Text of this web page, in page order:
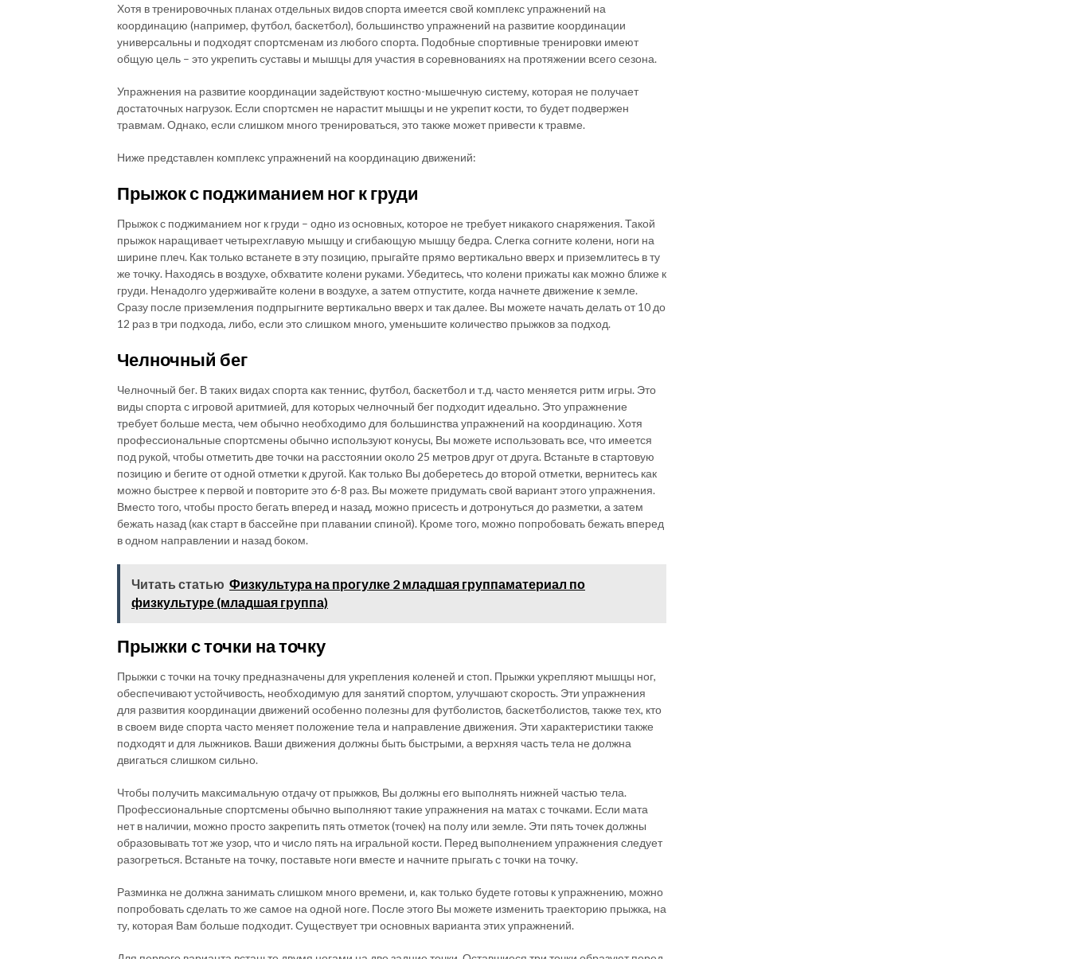
Хотя в тренировочных планах отдельных видов спорта имеется свой комплекс упражнений на
координацию (например, футбол, баскетбол), большинство упражнений на развитие координации
универсальны и подходят спортсменам из любого спорта. Подобные спортивные тренировки имеют
общую цель – это укрепить суставы и мышцы для участия в соревнованиях на протяжении всего сезона.
Упражнения на развитие координации задействуют костно-мышечную систему, которая не получает
достаточных нагрузок. Если спортсмен не нарастит мышцы и не укрепит кости, то будет подвержен
травмам. Однако, если слишком много тренироваться, это также может привести к травме.
Ниже представлен комплекс упражнений на координацию движений:
Прыжок с поджиманием ног к груди
Прыжок с поджиманием ног к груди – одно из основных, которое не требует никакого снаряжения. Такой
прыжок наращивает четырехглавую мышцу и сгибающую мышцу бедра. Слегка согните колени, ноги на
ширине плеч. Как только встанете в эту позицию, прыгайте прямо вертикально вверх и приземлитесь в ту
же точку. Находясь в воздухе, обхватите колени руками. Убедитесь, что колени прижаты как можно ближе к
груди. Ненадолго удерживайте колени в воздухе, а затем отпустите, когда начнете движение к земле.
Сразу после приземления подпрыгните вертикально вверх и так далее. Вы можете начать делать от 10 до
12 раз в три подхода, либо, если это слишком много, уменьшите количество прыжков за подход.
Челночный бег
Челночный бег. В таких видах спорта как теннис, футбол, баскетбол и т.д. часто меняется ритм игры. Это
виды спорта с игровой аритмией, для которых челночный бег подходит идеально. Это упражнение
требует больше места, чем обычно необходимо для большинства упражнений на координацию. Хотя
профессиональные спортсмены обычно используют конусы, Вы можете использовать все, что имеется
под рукой, чтобы отметить две точки на расстоянии около 25 метров друг от друга. Встаньте в стартовую
позицию и бегите от одной отметки к другой. Как только Вы доберетесь до второй отметки, вернитесь как
можно быстрее к первой и повторите это 6-8 раз. Вы можете придумать свой вариант этого упражнения.
Вместо того, чтобы просто бегать вперед и назад, можно присесть и дотронуться до разметки, а затем
бежать назад (как старт в бассейне при плавании спиной). Кроме того, можно попробовать бежать вперед
в одном направлении и назад боком.
Читать статью Физкультура на прогулке 2 младшая группаматериал по
физкультуре (младшая группа)
Прыжки с точки на точку
Прыжки с точки на точку предназначены для укрепления коленей и стоп. Прыжки укрепляют мышцы ног,
обеспечивают устойчивость, необходимую для занятий спортом, улучшают скорость. Эти упражнения
для развития координации движений особенно полезны для футболистов, баскетболистов, также тех, кто
в своем виде спорта часто меняет положение тела и направление движения. Эти характеристики также
подходят и для лыжников. Ваши движения должны быть быстрыми, а верхняя часть тела не должна
двигаться слишком сильно.
Чтобы получить максимальную отдачу от прыжков, Вы должны его выполнять нижней частью тела.
Профессиональные спортсмены обычно выполняют такие упражнения на матах с точками. Если мата
нет в наличии, можно просто закрепить пять отметок (точек) на полу или земле. Эти пять точек должны
образовывать тот же узор, что и число пять на игральной кости. Перед выполнением упражнения следует
разогреться. Встаньте на точку, поставьте ноги вместе и начните прыгать с точки на точку.
Разминка не должна занимать слишком много времени, и, как только будете готовы к упражнению, можно
попробовать сделать то же самое на одной ноге. После этого Вы можете изменить траекторию прыжка, на
ту, которая Вам больше подходит. Существует три основных варианта этих упражнений.